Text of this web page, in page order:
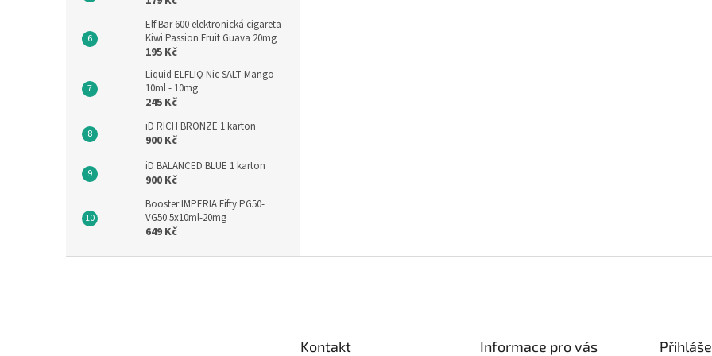
Elf Bar 600 elektronická cigareta
Kiwi Passion Fruit Guava 20mg
195 Kč
Liquid ELFLIQ Nic SALT Mango
10ml - 10mg
245 Kč
iD RICH BRONZE 1 karton
900 Kč
iD BALANCED BLUE 1 karton
900 Kč
Booster IMPERIA Fifty PG50-
VG50 5x10ml-20mg
649 Kč
Kontakt Informace pro vás